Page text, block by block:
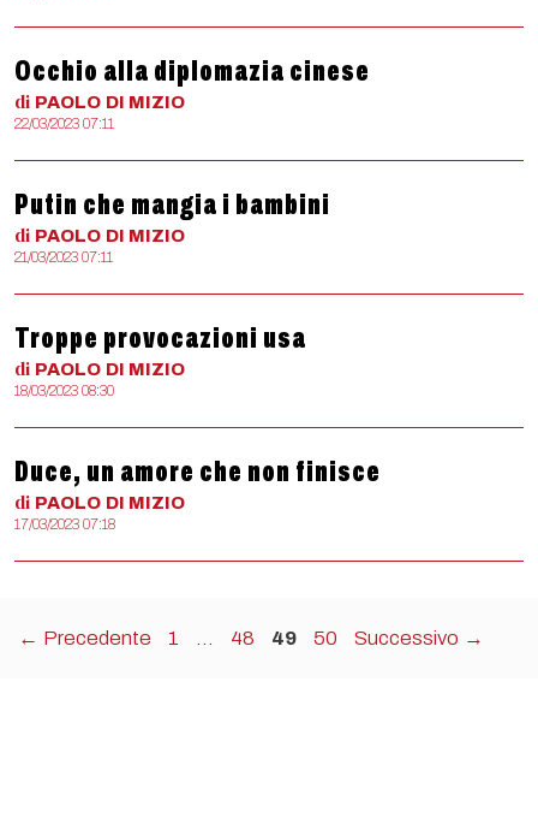
Occhio alla diplomazia cinese
di PAOLO DI MIZIO
22/03/2023 07:11
Putin che mangia i bambini
di PAOLO DI MIZIO
21/03/2023 07:11
Troppe provocazioni usa
di PAOLO DI MIZIO
18/03/2023 08:30
Duce, un amore che non finisce
di PAOLO DI MIZIO
17/03/2023 07:18
← Precedente Pagina
1 … Pagina
48 Pagina
49 Pagina
50 Successivo →